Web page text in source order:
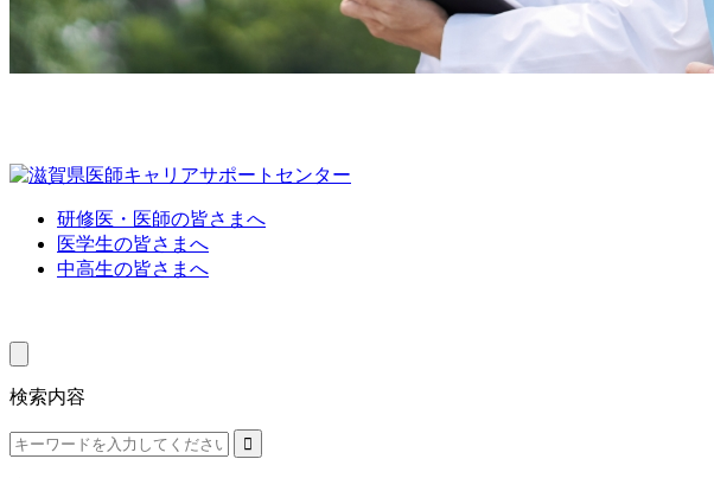
研修医・医師の皆さまへ
医学生の皆さまへ
中高生の皆さまへ
検索内容